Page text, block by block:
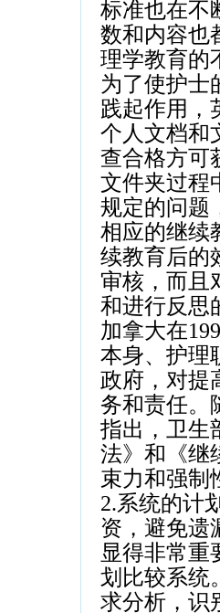
标准也在不
数和内容也
理学教育的
为了使护士
践起作用，
个人文档和
查合格方可
文件夹过程
规定的问题
相应的继续
续教育后的
审核，而且
和进行反思
加拿大在
本身、护理
政府，对提
务和责任。
指出，卫生
法》和《继
束力和强制
2.系统的计
资，避免遗
显得非常重
划比较系统
求分析，识